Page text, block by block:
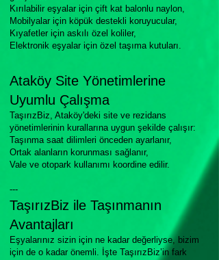
Kırılabilir eşyalar için çift kat balonlu naylon,
Mobilyalar için köpük destekli koruyucular,
Kıyafetler için askılı özel koliler,
Elektronik eşyalar için özel taşıma kutuları.
Ataköy Site Yönetimlerine
Uyumlu Çalışma
TaşırızBiz, Ataköy'deki site ve rezidans
yönetimlerinin kurallarına uygun şekilde çalışır:
Taşınma saat dilimleri önceden ayarlanır,
Ortak alanların korunması sağlanır,
Vale ve otopark kullanımı koordine edilir.
---
TaşırızBiz ile Taşınmanın
Avantajları
Eşyalarınız sizin için ne kadar değerliyse, bizim
için de o kadar önemli. İşte TaşırızBiz’in fark